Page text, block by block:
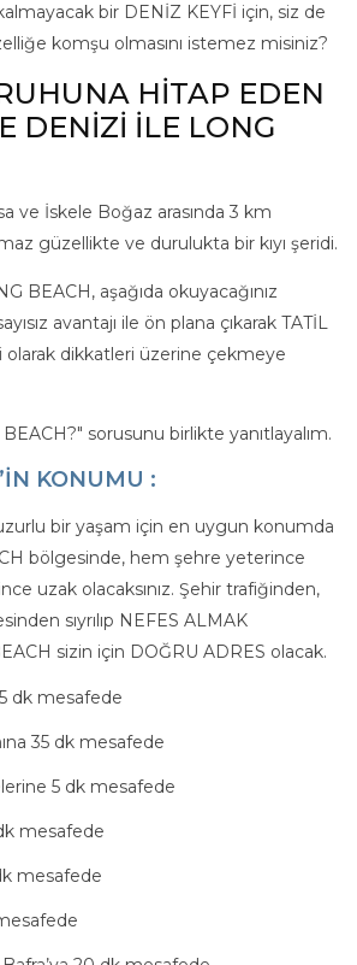
bir DENİZ KEYFİ için, siz de
komşu olmasını istemez misiniz?
HİTAP EDEN
DENİZİ İLE LONG
ve İskele Boğaz arasında 3 km
güzellikte ve durulukta bir kıyı şeridi.
BEACH, aşağıda okuyacağınız
avantajı ile ön plana çıkarak TATİL
olarak dikkatleri üzerine çekmeye
sorusunu birlikte yanıtlayalım.
KONUMU :
bir yaşam için en uygun konumda
bölgesinde, hem şehre yeterince
uzak olacaksınız. Şehir trafiğinden,
sıyrılıp NEFES ALMAK
sizin için DOĞRU ADRES olacak.
dk mesafede
35 dk mesafede
5 dk mesafede
mesafede
mesafede